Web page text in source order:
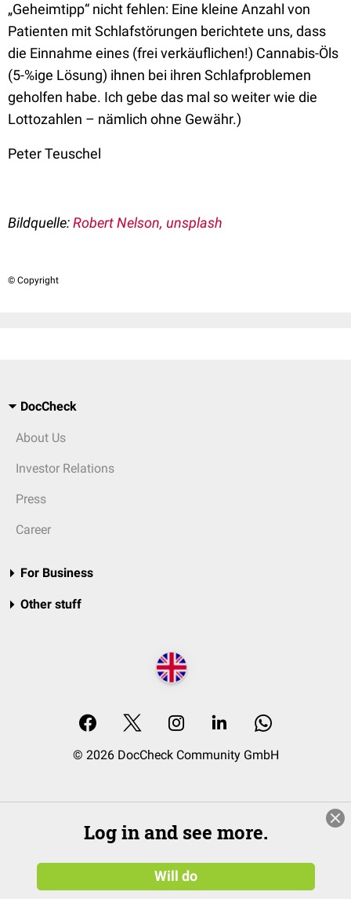
„Geheimtipp“ nicht fehlen: Eine kleine Anzahl von
Patienten mit Schlafstörungen berichtete uns, dass
die Einnahme eines (frei verkäuflichen!) Cannabis-Öls
(5-%ige Lösung) ihnen bei ihren Schlafproblemen
geholfen habe. Ich gebe das mal so weiter wie die
Lottozahlen – nämlich ohne Gewähr.)
Peter Teuschel
Bildquelle:Robert Nelson, unsplash
© Copyright
DocCheck
About Us
Investor Relations
Press
Career
For Business
Other stuff
© 2026 DocCheck Community GmbH
Log in and see more.
Will do